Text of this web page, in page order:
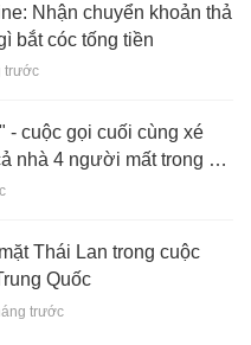
Nhận chuyển khoản thả
bắt cóc tống tiền
trước
- cuộc gọi cuối cùng xé
nhà 4 người mất trong vụ
ở Hà Nội
Thái Lan trong cuộc
Quốc
trước